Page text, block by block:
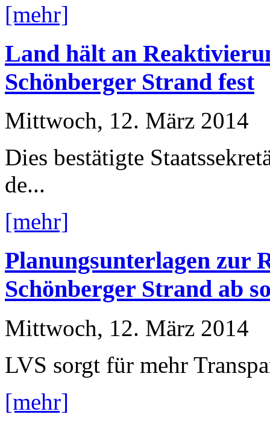
[mehr]
Land hält an
Schönberger Strand fest
Mittwoch, 12. März 2014
Dies bestätigte
de...
[mehr]
Planungsunterlagen zur
Schönberger Strand ab
Mittwoch, 12. März 2014
LVS sorgt für mehr
[mehr]